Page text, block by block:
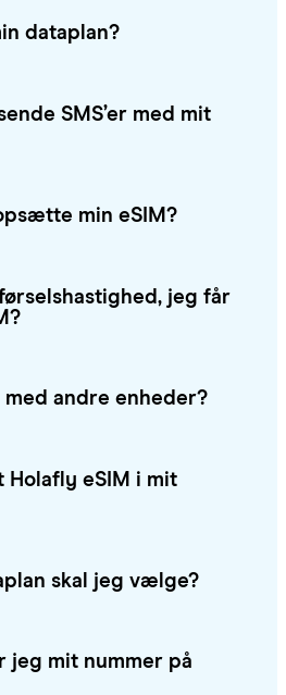
dataplan?
SMS’er med mit
min eSIM?
jeg får
med andre enheder?
Holafly eSIM i mit
skal jeg vælge?
jeg mit nummer på